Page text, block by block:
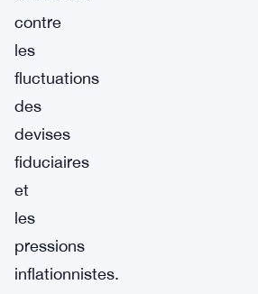
contre
les
fluctuations
des
devises
fiduciaires
et
les
pressions
inflationnistes.